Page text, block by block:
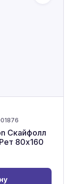
Скайфолл
80x160